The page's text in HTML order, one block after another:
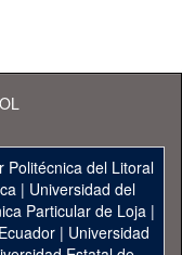
Politécnica del Litoral
| Universidad del
Particular de Loja|
| Universidad